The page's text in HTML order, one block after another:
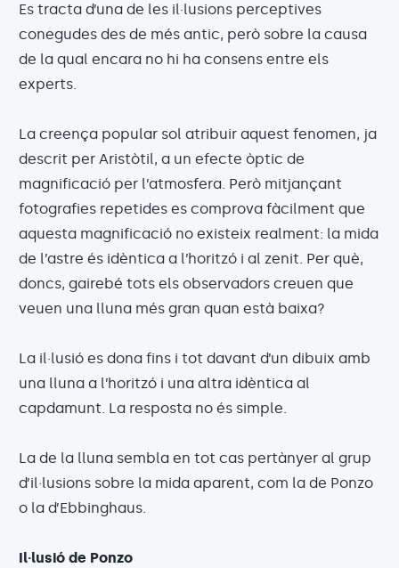
Es tracta d’una de les il·lusions perceptives
conegudes des de més antic, però sobre la causa
de la qual encara no hi ha consens entre els
experts.
La creença popular sol atribuir aquest fenomen, ja
descrit per Aristòtil, a un efecte òptic de
magnificació per l’atmosfera. Però mitjançant
fotografies repetides es comprova fàcilment que
aquesta magnificació no existeix realment: la mida
de l’astre és idèntica a l’horitzó i al zenit. Per què,
doncs, gairebé tots els observadors creuen que
veuen una lluna més gran quan està baixa?
La il·lusió es dona fins i tot davant d’un dibuix amb
una lluna a l’horitzó i una altra idèntica al
capdamunt. La resposta no és simple.
La de la lluna sembla en tot cas pertànyer al grup
d’il·lusions sobre la mida aparent, com la de Ponzo
o la d’Ebbinghaus.
Il·lusió de Ponzo